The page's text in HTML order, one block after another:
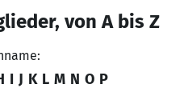
von A bis Z
I J K L M N O P